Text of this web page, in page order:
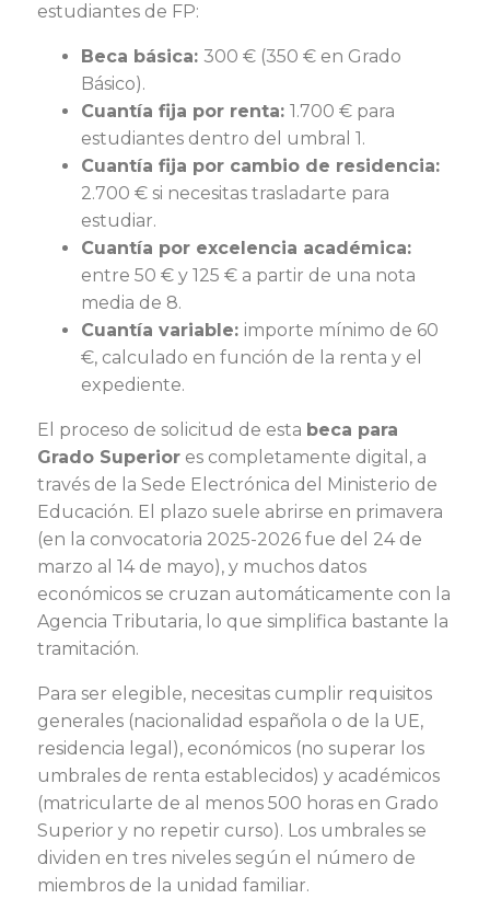
estudiantes de FP:
Beca básica: 300 € (350 € en Grado
Básico).
Cuantía fija por renta: 1.700 € para
estudiantes dentro del umbral 1.
Cuantía fija por cambio de residencia:
2.700 € si necesitas trasladarte para
estudiar.
Cuantía por excelencia académica:
entre 50 € y 125 € a partir de una nota
media de 8.
Cuantía variable: importe mínimo de 60
€, calculado en función de la renta y el
expediente.
El proceso de solicitud de esta beca para
Grado Superior es completamente digital, a
través de la Sede Electrónica del Ministerio de
Educación. El plazo suele abrirse en primavera
(en la convocatoria 2025-2026 fue del 24 de
marzo al 14 de mayo), y muchos datos
económicos se cruzan automáticamente con la
Agencia Tributaria, lo que simplifica bastante la
tramitación.
Para ser elegible, necesitas cumplir requisitos
generales (nacionalidad española o de la UE,
residencia legal), económicos (no superar los
umbrales de renta establecidos) y académicos
(matricularte de al menos 500 horas en Grado
Superior y no repetir curso). Los umbrales se
dividen en tres niveles según el número de
miembros de la unidad familiar.